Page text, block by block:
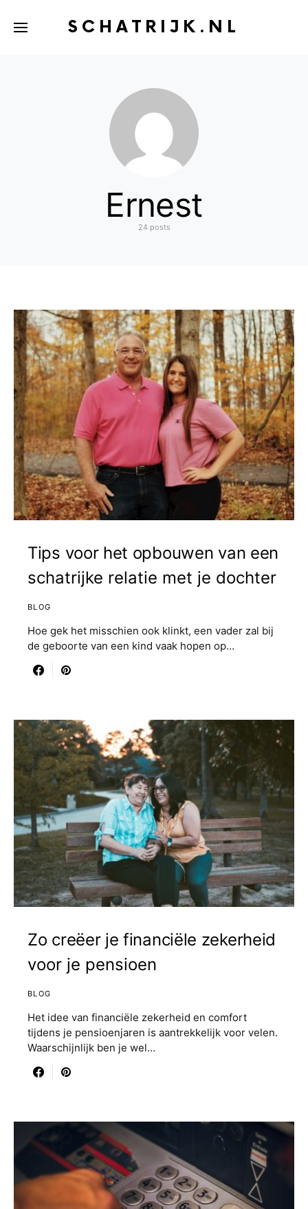
SCHATRIJK.NL
Ernest
24 posts
Tips voor het opbouwen van een
schatrijke relatie met je dochter
BLOG
Hoe gek het misschien ook klinkt, een vader zal bij
de geboorte van een kind vaak hopen op…
Zo creëer je financiële zekerheid
voor je pensioen
BLOG
Het idee van financiële zekerheid en comfort
tijdens je pensioenjaren is aantrekkelijk voor velen.
Waarschijnlijk ben je wel…